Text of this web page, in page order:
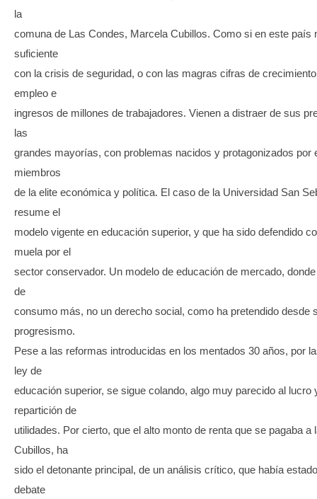
la
comuna de Las Condes, Marcela Cubillos. Como si en este país
suficiente
con la crisis de seguridad, o con las magras cifras de
empleo e
ingresos de millones de trabajadores. Vienen a distraer de sus
las
grandes mayorías, con problemas nacidos y protagonizados por
miembros
de la elite económica y política. El caso de la Universidad San
resume el
modelo vigente en educación superior, y que ha sido defendido
muela por el
sector conservador. Un modelo de educación de mercado,
de
consumo más, no un derecho social, como ha pretendido desde
progresismo.
Pese a las reformas introducidas en los mentados 30 años, por
ley de
educación superior, se sigue colando, algo muy parecido al lucro
repartición de
utilidades. Por cierto, que el alto monto de renta que se pagaba a
Cubillos, ha
sido el detonante principal, de un análisis crítico, que había
debate